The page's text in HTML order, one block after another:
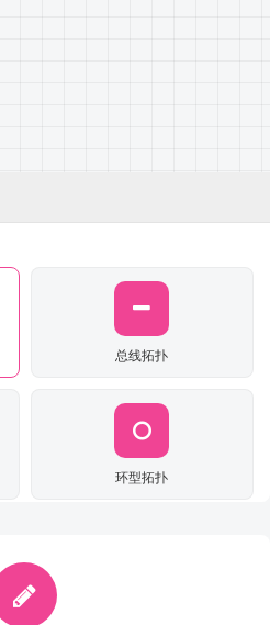
总线拓扑
环型拓扑